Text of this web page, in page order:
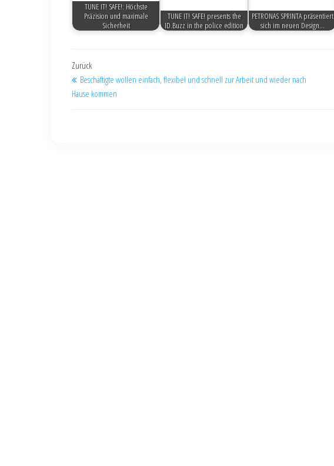
TUNE IT! SAFE!: Höchste
Präzision und maximale
Sicherheit
TUNE IT! SAFE! presents the
ID.Buzz in the police edition
PETRONAS SPRINTA präsentiert
sich im neuen Design…
Zurück
Beschäftigte wollen einfach, flexibel und schnell zur Arbeit und wieder nach
Hause kommen